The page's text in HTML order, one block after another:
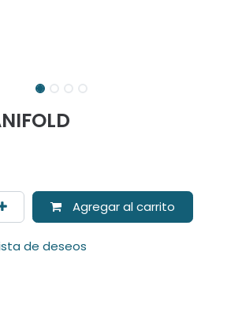
Agregar al carrito
de deseos